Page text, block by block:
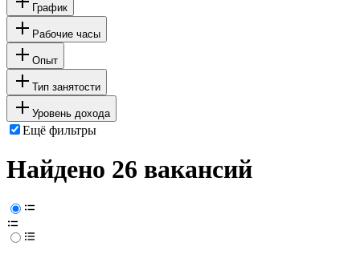
График
Рабочие часы
Опыт
Тип занятости
Уровень дохода
Ещё фильтры
Найдено 26 вакансий